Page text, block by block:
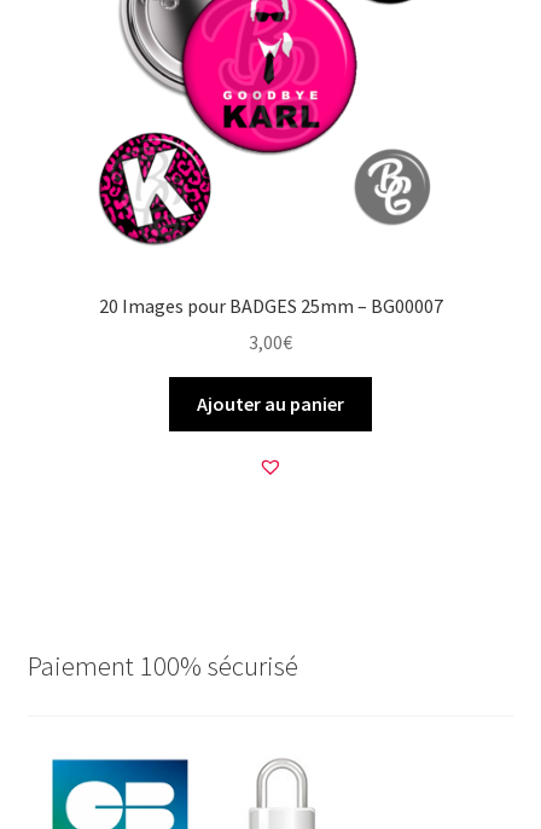
20 Images pour BADGES 25mm – BG00007
3,00€
Ajouter au panier
Paiement 100% sécurisé